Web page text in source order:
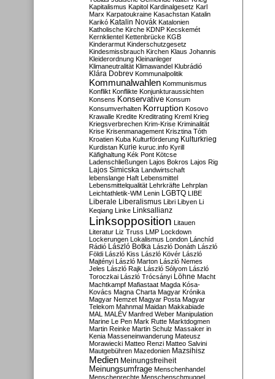
Kapitalismus Kapitol Kardinalgesetz Karl
Marx Karpatoukraine Kasachstan Katalin
Karikó Katalin Novák Katalonien
Katholische Kirche KDNP Kecskemét
Kernklientel Kettenbrücke KGB
Kinderarmut Kinderschutzgesetz
Kindesmissbrauch Kirchen Klaus Johannis
Kleiderordnung Kleinanleger
Klimaneutralität Klimawandel Klubrádió
Klára Dobrev Kommunalpolitik
Kommunalwahlen Kommunismus
Konflikt Konflikte Konjunkturaussichten
Konsens Konservative Konsum
Konsumverhalten Korruption Kosovo
Krawalle Kredite Kreditrating Kreml Krieg
Kriegsverbrechen Krim-Krise Kriminalität
Krise Krisenmanagement Krisztina Tóth
Kroatien Kuba Kulturförderung Kulturkrieg
Kurdistan Kurie kuruc.info Kyrill
Käfighaltung Kék Pont Kötcse
Ladenschließungen Lajos Bokros Lajos Rig
Lajos Simicska Landwirtschaft
lebenslange Haft Lebensmittel
Lebensmittelqualität Lehrkräfte Lehrplan
Leichtathletik-WM Lenin LGBTQ LIBE
Liberale Liberalismus Libri Libyen Li
Keqiang Linke Linksallianz
Linksopposition Litauen
Literatur Liz Truss LMP Lockdown
Lockerungen Lokalismus London Lánchíd
Rádió
László Botka László Donáth László
Földi László Kiss László Kövér László
Majtényi László Marton László Nemes
Jeles László Rajk László Sólyom László
Toroczkai László Trócsányi Löhne Macht
Machtkampf Mafiastaat Magda Kósa-
Kovács Magna Charta Magyar Krónika
Magyar Nemzet Magyar Posta Magyar
Telekom Mahnmal Maidan Makkabiade
MAL MALÉV Manfred Weber Manipulation
Marine Le Pen Mark Rutte Marktdogmen
Martin Reinke Martin Schulz Massaker in
Kenia Masseneinwanderung Mateusz
Morawiecki Matteo Renzi Matteo Salvini
Mautgebühren Mazedonien Mazsihisz
Medien Meinungsfreiheit
Meinungsumfrage Menschenhandel
Menschenrechte Menschenschmuggel